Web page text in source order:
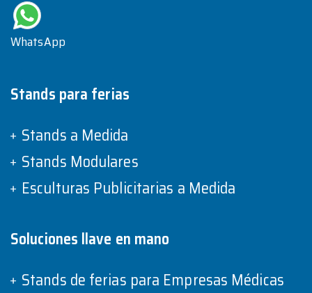
WhatsApp
Stands para ferias
Stands a Medida
Stands Modulares
Esculturas Publicitarias a Medida
Soluciones llave en mano
Stands de ferias para Empresas Médicas